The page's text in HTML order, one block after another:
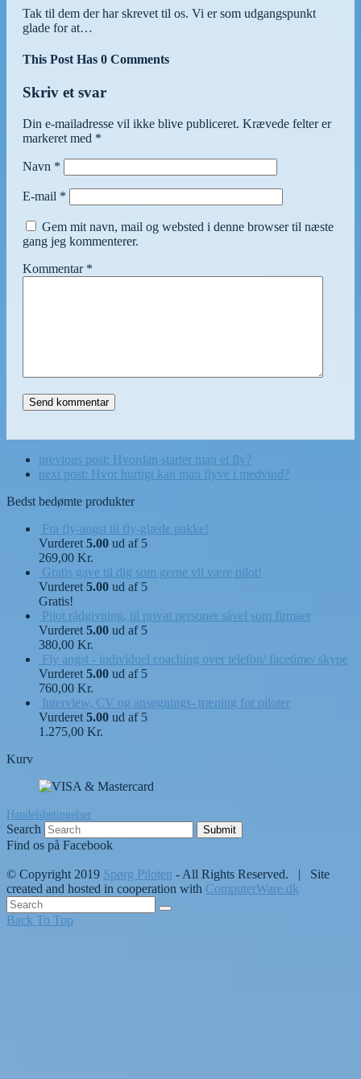
Tak til dem der har skrevet til os. Vi er som udgangspunkt
glade for at…
This Post Has 0 Comments
Skriv et svar
Din e-mailadresse vil ikke blive publiceret. Krævede felter er
markeret med *
Navn *
E-mail *
Gem mit navn, mail og websted i denne browser til næste
gang jeg kommenterer.
Kommentar *
previous post: Hvordan starter man et fly?
next post: Hvor hurtigt kan man flyve i medvind?
Bedst bedømte produkter
Fra fly-angst til fly-glæde pakke!
Vurderet 5.00 ud af 5
269,00 Kr.
Gratis gave til dig som gerne vil være pilot!
Vurderet 5.00 ud af 5
Gratis!
Pilot rådgivning, til privat personer såvel som firmaer
Vurderet 5.00 ud af 5
380,00 Kr.
Fly angst - individuel coaching over telefon/ facetime/ skype
Vurderet 5.00 ud af 5
760,00 Kr.
Interview, CV og ansøgnings- træning for piloter
Vurderet 5.00 ud af 5
1.275,00 Kr.
Kurv
Handelsbetingelser
Search Submit
Find os på Facebook
© Copyright 2019 Spørg Piloten - All Rights Reserved. | Site
created and hosted in cooperation with ComputerWare.dk
Back To Top